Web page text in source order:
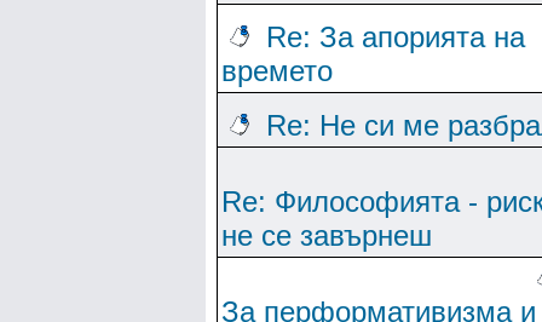
Re: За апорията на
времето
Re: Не си ме
Re: Философията -
не се завърнеш
За перформативизма и